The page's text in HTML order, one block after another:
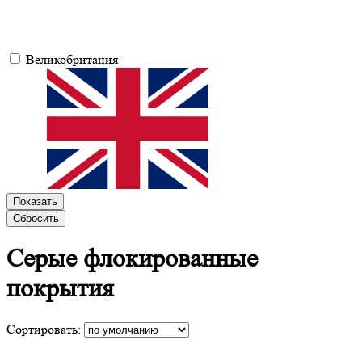
Великобритания
Показать
Сбросить
Серые флокированные
покрытия
Сортировать: